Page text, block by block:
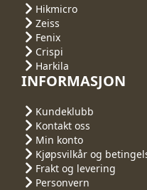
Hikmicro
Zeiss
Fenix
Crispi
Harkila
INFORMASJON
Kundeklubb
Kontakt oss
Min konto
Kjøpsvilkår og
Frakt og levering
Personvern